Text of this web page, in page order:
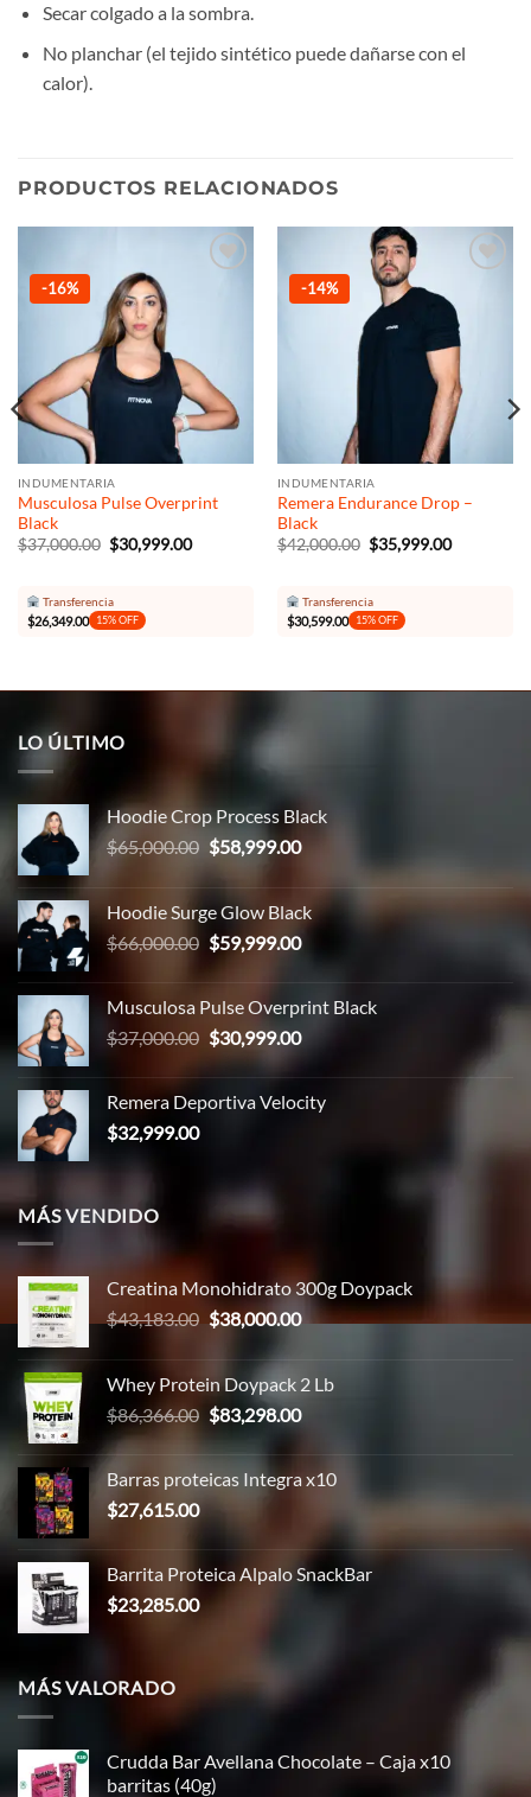
Secar colgado a la sombra.
No planchar (el tejido sintético puede dañarse con el
calor).
PRODUCTOS RELACIONADOS
-16%
INDUMENTARIA
Musculosa Pulse Overprint
Black
$37,000.00 El
precio
$37,000.00.
$30,999.00El
Transferencia
$26,349.00 15% OFF
-14%
lista de
deseos
INDUMENTARIA
Remera Endurance Drop –
Black
$42,000.00 El
precio
$42,000.00.
$35,999.00El
Transferencia
$30,599.00 15% OFF
LO ÚLTIMO
Hoodie Crop Process Black
$65,000.00 El
original
era:
$65,000.00.
$58,999.00El
actual
es:
$58,999.00.
Hoodie Surge Glow Black
$66,000.00 El
original
era:
$66,000.00.
$59,999.00El
es:
$59,999.00.
Musculosa Pulse Overprint Black
$37,000.00 El
precio
original
era:
$30,999.00El
actual
es:
Remera Deportiva Velocity
$32,999.00
MÁS VENDIDO
Creatina Monohidrato 300g Doypack
$43,183.00 El
original
era:
$43,183.00.
$38,000.00El
es:
$38,000.00.
Whey Protein Doypack 2 Lb
$86,366.00 El
precio
era:
$86,366.00.
$83,298.00El
es:
$83,298.00.
Barras proteicas Integra x10
$27,615.00
Barrita Proteica Alpalo SnackBar
$23,285.00
MÁS VALORADO
Crudda Bar Avellana Chocolate – Caja x10
barritas (40g)